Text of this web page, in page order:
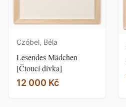
Czóbel, Béla
Lesendes Mädchen
[Čtoucí dívka]
12 000 Kč